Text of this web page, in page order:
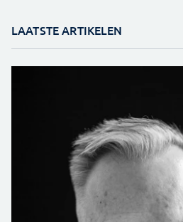
LAATSTE ARTIKELEN